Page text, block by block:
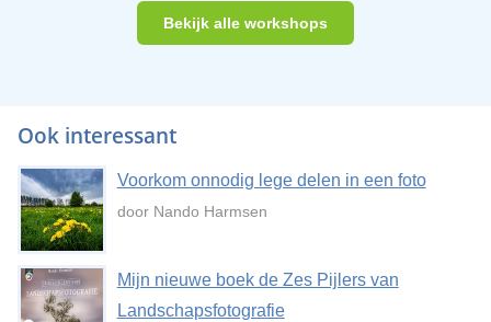
Bekijk alle workshops
Ook interessant
Voorkom onnodig lege delen in een foto
door Nando Harmsen
Mijn nieuwe boek de Zes Pijlers van
Landschapsfotografie